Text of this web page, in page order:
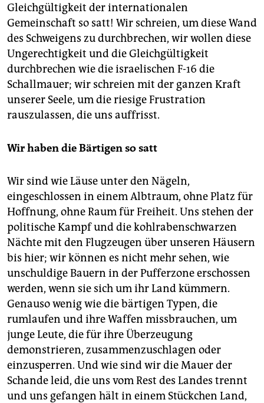
genossenschaft
epaper login
Gleichgültigkeit der internationalen
Gemeinschaft so satt! Wir schreien, um diese Wand
des Schweigens zu durchbrechen, wir wollen diese
Ungerechtigkeit und die Gleichgültigkeit
durchbrechen wie die israelischen F-16 die
Schallmauer; wir schreien mit der ganzen Kraft
unserer Seele, um die riesige Frustration
rauszulassen, die uns auffrisst.
Wir haben die Bärtigen so satt
Wir sind wie Läuse unter den Nägeln,
eingeschlossen in einem Albtraum, ohne Platz für
Hoffnung, ohne Raum für Freiheit. Uns stehen der
politische Kampf und die kohlrabenschwarzen
Nächte mit den Flugzeugen über unseren Häusern
bis hier; wir können es nicht mehr sehen, wie
unschuldige Bauern in der Pufferzone erschossen
werden, wenn sie sich um ihr Land kümmern.
Genauso wenig wie die bärtigen Typen, die
rumlaufen und ihre Waffen missbrauchen, um
junge Leute, die für ihre Überzeugung
demonstrieren, zusammenzuschlagen oder
einzusperren. Und wie sind wir die Mauer der
Schande leid, die uns vom Rest des Landes trennt
und uns gefangen hält in einem Stückchen Land,